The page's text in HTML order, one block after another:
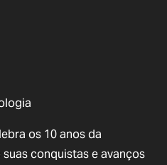
os 10 anos da
conquistas e avanços